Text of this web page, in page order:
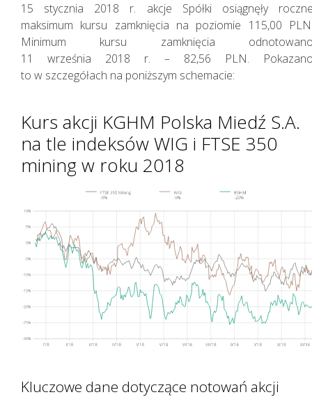
15 stycznia 2018 r. akcje Spółki osiągnęły
maksimum kursu zamknięcia na poziomie 115,00
Minimum kursu zamknięcia
11 września 2018 r. – 82,56 PLN.
to w szczegółach na poniższym schemacie:
Kurs akcji KGHM Polska Miedź S.A.
na tle indeksów WIG i FTSE 350
mining w roku 2018
Kluczowe dane dotyczące notowań akcji